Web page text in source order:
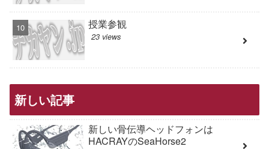
授業参観
23 views
新しい記事
新しい骨伝導ヘッドフォンは
HACRAYのSeaHorse2